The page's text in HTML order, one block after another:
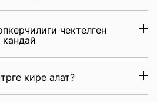
чектелген
кире алат?